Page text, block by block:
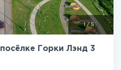
1 /5
Горки Лэнд 3